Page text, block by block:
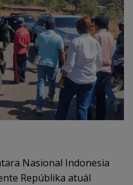
Nasional Indonesia
Repúblika atuál